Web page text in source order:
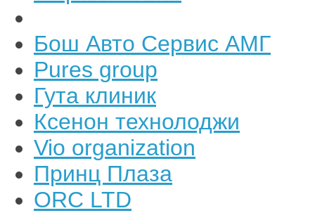
Бош Авто Сервис АМГ
Pures group
Гута клиник
Ксенон технолоджи
Vio organization
Принц Плаза
ORC LTD